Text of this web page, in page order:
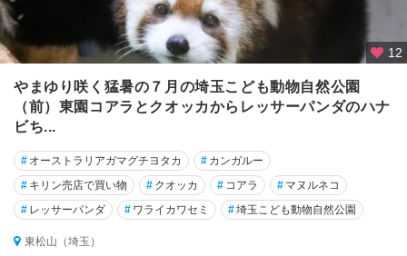
島
沖
縄
12
やまゆり咲く猛暑の７月の埼玉こども動物自然公園
（前）東園コアラとクオッカからレッサーパンダのハナ
ビち...
# オーストラリアガマグチヨタカ # カンガルー
# キリン売店で買い物 # クオッカ # コアラ # マヌルネコ
# レッサーパンダ # ワライカワセミ #埼玉こども動物自然公園
東松山（埼玉）